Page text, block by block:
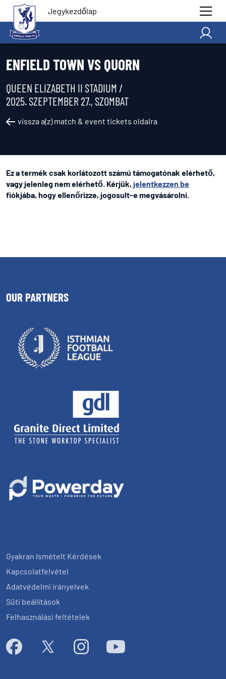
Jegykezdőlap
ENFIELD TOWN VS QUORN
QUEEN ELIZABETH II STADIUM /
2025. SZEPTEMBER 27., SZOMBAT
vissza a(z) match & event tickets oldalra
Ez a termék csak korlátozott számú támogatónak elérhető,
vagy jelenleg nem elérhető. Kérjük, jelentkezzen be
fiókjába, hogy ellenőrizze, jogosult-e megvásárolni.
Gyakran Ismételt Kérdések
Kapcsolatfelvétel
Adatvédelmi irányelvek
Süti beállítások
Felhasználási feltételek
OUR PARTNERS